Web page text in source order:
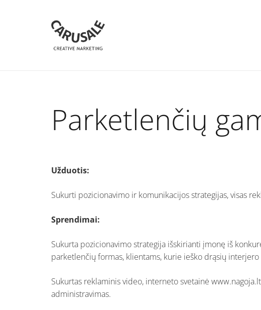
Parketlenčių
Užduotis:
Sukurti pozicionavimo ir komunikacijos strategijas, visas
Sprendimai:
Sukurta pozicionavimo strategija išskirianti įmonę iš
parketlenčių formas, klientams, kurie ieško drąsių
Sukurtas reklaminis video, interneto svetainė
administravimas.